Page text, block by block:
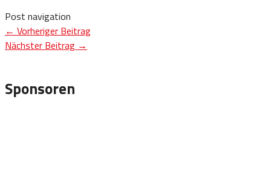
Post navigation
← Vorheriger Beitrag
Nächster Beitrag →
Sponsoren